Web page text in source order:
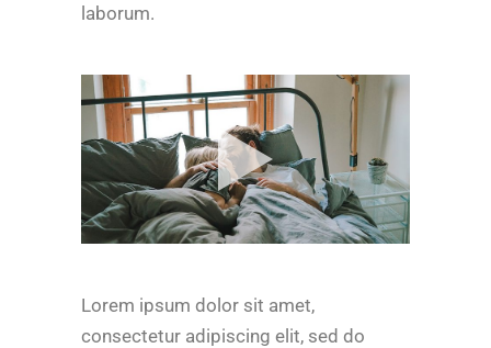
laborum.
Lorem ipsum dolor sit amet,
consectetur adipiscing elit, sed do